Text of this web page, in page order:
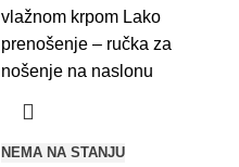
vlažnom krpom Lako
prenošenje – ručka za
nošenje na naslonu
NEMA NA STANJU